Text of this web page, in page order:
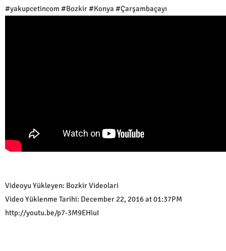
#yakupcetincom #Bozkir #Konya #Çarşambaçayı
Videoyu Yükleyen: Bozkir Videolari
Video Yüklenme Tarihi: December 22, 2016 at 01:37PM
http://youtu.be/p7-3M9EHiuI